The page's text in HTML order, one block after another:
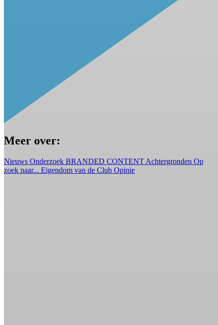
Meer over:
Nieuws Onderzoek BRANDED CONTENT Achtergronden Op
zoek naar... Eigendom van de Club Opinie